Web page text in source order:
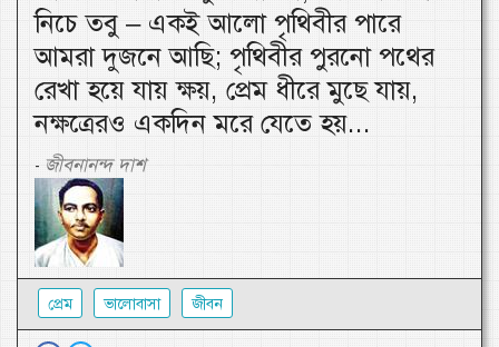
নিচে তবু – একই আলো পৃথিবীর পারে
আমরা দুজনে আছি; পৃথিবীর পুরনো পথের
রেখা হয়ে যায় ক্ষয়, প্রেম ধীরে মুছে যায়,
নক্ষত্রেরও একদিন মরে যেতে হয়...
- জীবনানন্দ দাশ
প্রেম ভালোবাসা জীবন